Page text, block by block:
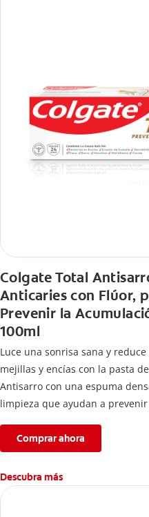
Colgate Total
Anticaries con Flúor,
Prevenir la
100ml
Luce una sonrisa sana y
mejillas y encías con la pasta
Antisarro con una espuma
limpieza que ayudan a
Comprar ahora
Descubra más